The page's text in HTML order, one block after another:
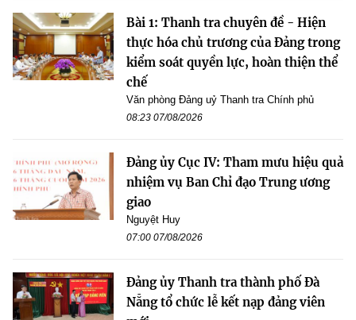
Bài 1: Thanh tra chuyên đề - Hiện
thực hóa chủ trương của Đảng trong
kiểm soát quyền lực, hoàn thiện thể
chế
Văn phòng Đảng uỷ Thanh tra Chính phủ
08:23 07/08/2026
Đảng ủy Cục IV: Tham mưu hiệu quả
nhiệm vụ Ban Chỉ đạo Trung ương
giao
Nguyệt Huy
07:00 07/08/2026
Đảng ủy Thanh tra thành phố Đà
Nẵng tổ chức lễ kết nạp đảng viên